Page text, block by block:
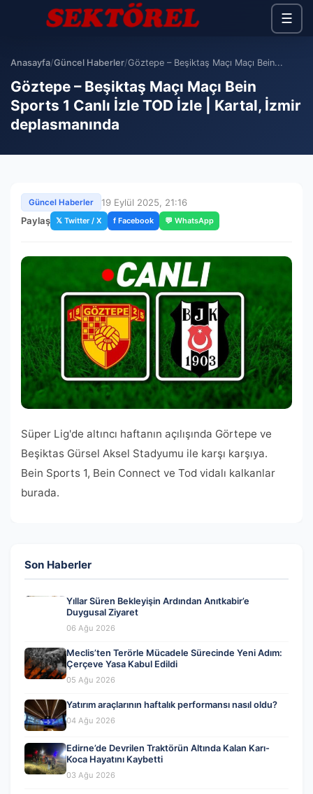
☰
Anasayfa/Güncel Haberler/Göztepe – Beşiktaş Maçı Maçı Bein...
Göztepe – Beşiktaş Maçı Maçı Bein
Sports 1 Canlı İzle TOD İzle | Kartal, İzmir
deplasmanında
Güncel Haberler
19 Eylül 2025, 21:16
Paylaş 𝕏 Twitter / X f Facebook 💬 WhatsApp
Süper Lig'de altıncı haftanın açılışında Görtepe ve
Beşiktas Gürsel Aksel Stadyumu ile karşı karşıya.
Bein Sports 1, Bein Connect ve Tod vidalı kalkanlar
burada.
Son Haberler
Yıllar Süren Bekleyişin Ardından Anıtkabir’e
Duygusal Ziyaret
06 Ağu 2026
Meclis’ten Terörle Mücadele Sürecinde Yeni Adım:
Çerçeve Yasa Kabul Edildi
05 Ağu 2026
Yatırım araçlarının haftalık performansı nasıl oldu?
04 Ağu 2026
Edirne’de Devrilen Traktörün Altında Kalan Karı-
Koca Hayatını Kaybetti
03 Ağu 2026